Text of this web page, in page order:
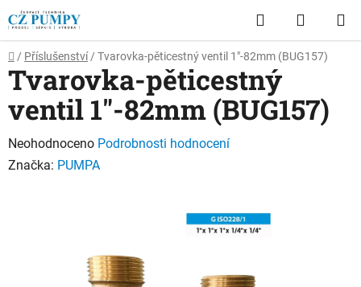
Přejít
na
obsah
Hledat
KOŠÍK
Domů
/ Příslušenství / Tvarovka-pěticestný ventil 1"-82mm (BUG157)
Tvarovka-pěticestný
ventil 1"-82mm (BUG157)
Průměrné
hodnocení
Neohodnoceno Podrobnosti hodnocení
Značka: PUMPA